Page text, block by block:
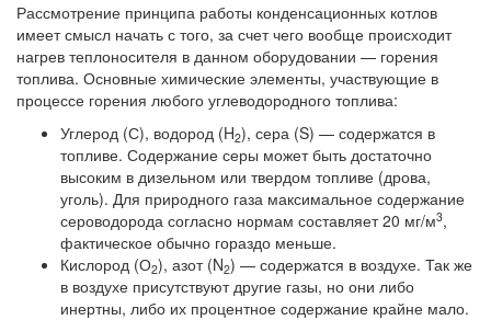
Рассмотрение принципа работы конденсационных котлов
имеет смысл начать с того, за счет чего вообще происходит
нагрев теплоносителя в данном оборудовании — горения
топлива. Основные химические элементы, участвующие в
процессе горения любого углеводородного топлива:
Углерод (С), водород (H2), сера (S) — содержатся в
топливе. Содержание серы может быть достаточно
высоким в дизельном или твердом топливе (дрова,
уголь). Для природного газа максимальное содержание
сероводорода согласно нормам составляет 20 мг/м3,
фактическое обычно гораздо меньше.
Кислород (О2), азот (N2) — содержатся в воздухе. Так же
в воздухе присутствуют другие газы, но они либо
инертны, либо их процентное содержание крайне мало.